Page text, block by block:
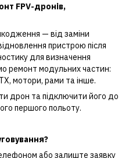
FPV-дронів,
— від заміни
пристрою після
для визначення
ремонт модульних частин:
мотори, рами та інше.
дрон та підключити його до
першого польоту.
або залиште заявку